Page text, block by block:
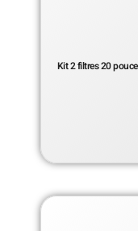
Kit 2 filtres 20